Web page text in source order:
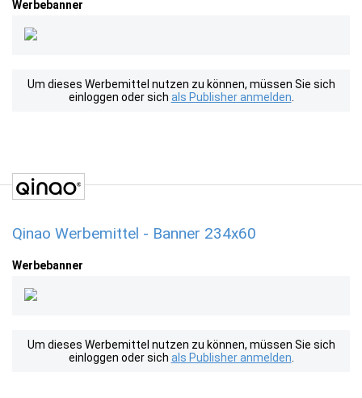
Werbebanner
Um dieses Werbemittel nutzen zu können, müssen Sie sich
einloggen oder sich als Publisher anmelden
Qinao Werbemittel - Banner 234x60
Werbebanner
Um dieses Werbemittel nutzen zu können, müssen Sie sich
einloggen oder sich als Publisher anmelden